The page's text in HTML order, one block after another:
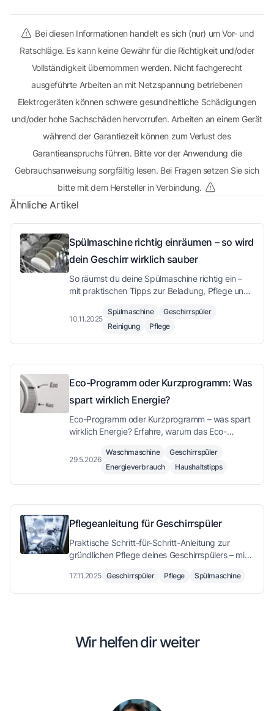
Bei diesen Informationen handelt es sich (nur) um Vor- und
Ratschläge. Es kann keine Gewähr für die Richtigkeit und/oder
Vollständigkeit übernommen werden. Nicht fachgerecht
ausgeführte Arbeiten an mit Netzspannung betriebenen
Elektrogeräten können schwere gesundheitliche Schädigungen
und/oder hohe Sachschäden hervorrufen. Arbeiten an einem Gerät
während der Garantiezeit können zum Verlust des
Garantieanspruchs führen. Bitte vor der Anwendung die
Gebrauchsanweisung sorgfältig lesen. Bei Fragen setzen Sie sich
bitte mit dem Hersteller in Verbindung.
Ähnliche Artikel
Spülmaschine richtig einräumen – so wird
dein Geschirr wirklich sauber
So räumst du deine Spülmaschine richtig ein –
mit praktischen Tipps zur Beladung, Pflege und
10.11.2025
Spülmaschine
Geschirrspüler
Reinigung
Pflege
Eco-Programm oder Kurzprogramm: Was
spart wirklich Energie?
Eco-Programm oder Kurzprogramm – was spart
wirklich Energie? Erfahre, warum das Eco-
wann das Kurzprogramm sinnvoll ist und wie du
Biofilm in der Waschmaschine vermeidest.
29.5.2026
Waschmaschine
Geschirrspüler
Energieverbrauch
Haushaltstipps
Pflegeanleitung für Geschirrspüler
Praktische Schritt-für-Schritt-Anleitung zur
gründlichen Pflege deines Geschirrspülers – mit
Fehlervermeidung.
17.11.2025 Geschirrspüler Pflege Spülmaschine
Wir helfen dir weiter